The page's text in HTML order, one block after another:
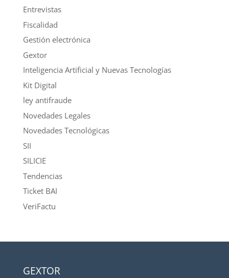
Entrevistas
Fiscalidad
Gestión electrónica
Gextor
Inteligencia Artificial y Nuevas Tecnologías
Kit Digital
ley antifraude
Novedades Legales
Novedades Tecnológicas
SII
SILICIE
Tendencias
Ticket BAI
VeriFactu
GEXTOR